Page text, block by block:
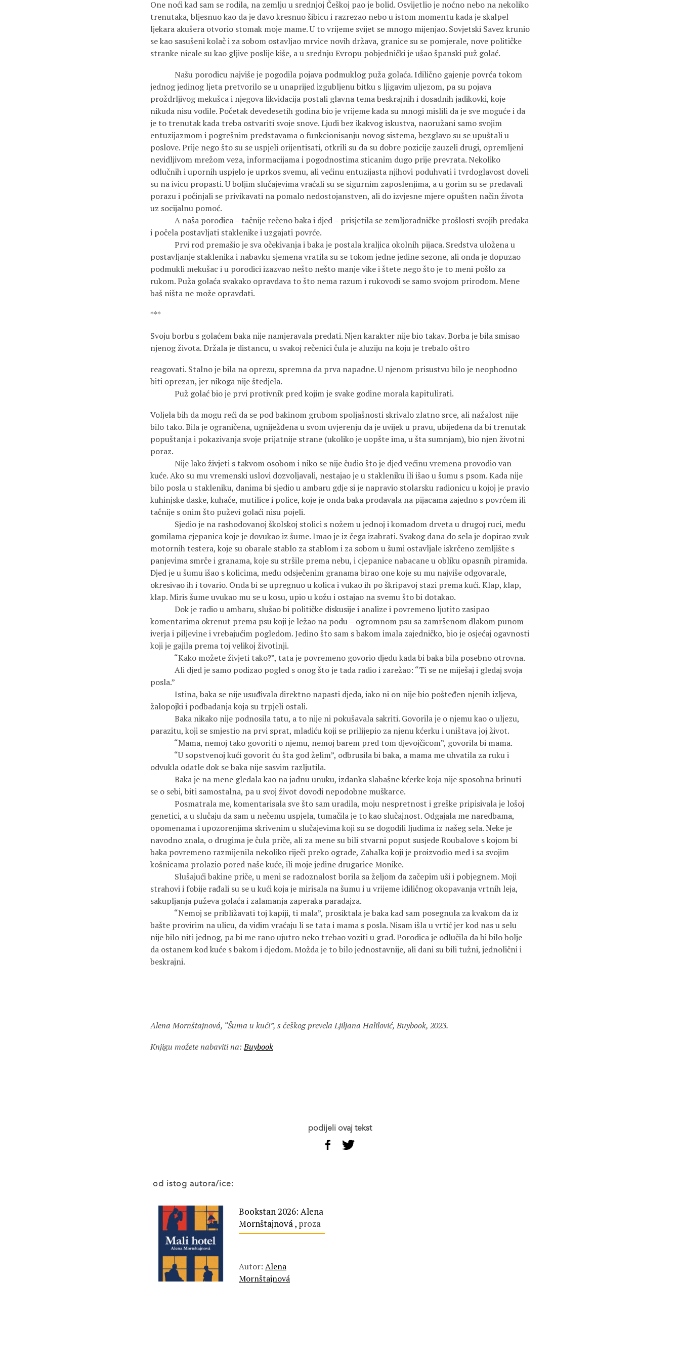
One noći kad sam se rodila, na zemlju u srednjoj Češkoj pao je bolid. Osvijetlio je noćno nebo na nekoliko
trenutaka, bljesnuo kao da je đavo kresnuo šibicu i razrezao nebo u istom momentu kada je skalpel
ljekara akušera otvorio stomak moje mame. U to vrijeme svijet se mnogo mijenjao. Sovjetski Savez krunio
se kao sasušeni kolač i za sobom ostavljao mrvice novih država, granice su se pomjerale, nove političke
stranke nicale su kao gljive poslije kiše, a u srednju Evropu pobjednički je ušao španski puž golać.
Našu porodicu najviše je pogodila pojava podmuklog puža golaća. Idilično gajenje povrća tokom
jednog jedinog ljeta pretvorilo se u unaprijed izgubljenu bitku s ljigavim uljezom, pa su pojava
proždrljivog mekušca i njegova likvidacija postali glavna tema beskrajnih i dosadnih jadikovki, koje
nikuda nisu vodile. Početak devedesetih godina bio je vrijeme kada su mnogi mislili da je sve moguće i da
je to trenutak kada treba ostvariti svoje snove. Ljudi bez ikakvog iskustva, naoružani samo svojim
entuzijazmom i pogrešnim predstavama o funkcionisanju novog sistema, bezglavo su se upuštali u
poslove. Prije nego što su se uspjeli orijentisati, otkrili su da su dobre pozicije zauzeli drugi, opremljeni
nevidljivom mrežom veza, informacijama i pogodnostima sticanim dugo prije prevrata. Nekoliko
odlučnih i upornih uspjelo je uprkos svemu, ali većinu entuzijasta njihovi poduhvati i tvrdoglavost doveli
su na ivicu propasti. U boljim slučajevima vraćali su se sigurnim zaposlenjima, a u gorim su se predavali
porazu i počinjali se privikavati na pomalo nedostojanstven, ali do izvjesne mjere opušten način života
uz socijalnu pomoć.
A naša porodica – tačnije rečeno baka i djed – prisjetila se zemljoradničke prošlosti svojih predaka
i počela postavljati staklenike i uzgajati povrće.
Prvi rod premašio je sva očekivanja i baka je postala kraljica okolnih pijaca. Sredstva uložena u
postavljanje staklenika i nabavku sjemena vratila su se tokom jedne jedine sezone, ali onda je dopuzao
podmukli mekušac i u porodici izazvao nešto nešto manje vike i štete nego što je to meni pošlo za
rukom. Puža golaća svakako opravdava to što nema razum i rukovodi se samo svojom prirodom. Mene
baš ništa ne može opravdati.
***
Svoju borbu s golaćem baka nije namjeravala predati. Njen karakter nije bio takav. Borba je bila smisao
njenog života. Držala je distancu, u svakoj rečenici čula je aluziju na koju je trebalo oštro
reagovati. Stalno je bila na oprezu, spremna da prva napadne. U njenom prisustvu bilo je neophodno
biti oprezan, jer nikoga nije štedjela.
Puž golać bio je prvi protivnik pred kojim je svake godine morala kapitulirati.
Voljela bih da mogu reći da se pod bakinom grubom spoljašnosti skrivalo zlatno srce, ali nažalost nije
bilo tako. Bila je ograničena, ugniježđena u svom uvjerenju da je uvijek u pravu, ubijeđena da bi trenutak
popuštanja i pokazivanja svoje prijatnije strane (ukoliko je uopšte ima, u šta sumnjam), bio njen životni
poraz.
Nije lako živjeti s takvom osobom i niko se nije čudio što je djed većinu vremena provodio van
kuće. Ako su mu vremenski uslovi dozvoljavali, nestajao je u stakleniku ili išao u šumu s psom. Kada nije
bilo posla u stakleniku, danima bi sjedio u ambaru gdje si je napravio stolarsku radionicu u kojoj je pravio
kuhinjske daske, kuhače, mutilice i police, koje je onda baka prodavala na pijacama zajedno s povrćem ili
tačnije s onim što puževi golaći nisu pojeli.
Sjedio je na rashodovanoj školskoj stolici s nožem u jednoj i komadom drveta u drugoj ruci, među
gomilama cjepanica koje je dovukao iz šume. Imao je iz čega izabrati. Svakog dana do sela je dopirao zvuk
motornih testera, koje su obarale stablo za stablom i za sobom u šumi ostavljale iskrčeno zemljište s
panjevima smrče i granama, koje su stršile prema nebu, i cjepanice nabacane u obliku opasnih piramida.
Djed je u šumu išao s kolicima, među odsječenim granama birao one koje su mu najviše odgovarale,
okresivao ih i tovario. Onda bi se upregnuo u kolica i vukao ih po škripavoj stazi prema kući. Klap, klap,
klap. Miris šume uvukao mu se u kosu, upio u kožu i ostajao na svemu što bi dotakao.
Dok je radio u ambaru, slušao bi političke diskusije i analize i povremeno ljutito zasipao
komentarima okrenut prema psu koji je ležao na podu – ogromnom psu sa zamršenom dlakom punom
iverja i piljevine i vrebajućim pogledom. Jedino što sam s bakom imala zajedničko, bio je osjećaj ogavnosti
koji je gajila prema toj velikoj životinji.
“Kako možete živjeti tako?”, tata je povremeno govorio djedu kada bi baka bila posebno otrovna.
Ali djed je samo podizao pogled s onog što je tada radio i zarežao: “Ti se ne miješaj i gledaj svoja
posla.”
Istina, baka se nije usuđivala direktno napasti djeda, iako ni on nije bio pošteđen njenih izljeva,
žalopojki i podbadanja koja su trpjeli ostali.
Baka nikako nije podnosila tatu, a to nije ni pokušavala sakriti. Govorila je o njemu kao o uljezu,
parazitu, koji se smjestio na prvi sprat, mladiću koji se prilijepio za njenu kćerku i uništava joj život.
“Mama, nemoj tako govoriti o njemu, nemoj barem pred tom djevojčicom”, govorila bi mama.
“U sopstvenoj kući govorit ću šta god želim”, odbrusila bi baka, a mama me uhvatila za ruku i
odvukla odatle dok se baka nije sasvim razljutila.
Baka je na mene gledala kao na jadnu unuku, izdanka slabašne kćerke koja nije sposobna brinuti
se o sebi, biti samostalna, pa u svoj život dovodi nepodobne muškarce.
Posmatrala me, komentarisala sve što sam uradila, moju nespretnost i greške pripisivala je lošoj
genetici, a u slučaju da sam u nečemu uspjela, tumačila je to kao slučajnost. Odgajala me naredbama,
opomenama i upozorenjima skrivenim u slučajevima koji su se dogodili ljudima iz našeg sela. Neke je
navodno znala, o drugima je čula priče, ali za mene su bili stvarni poput susjede Roubalove s kojom bi
baka povremeno razmijenila nekoliko riječi preko ograde, Zahalka koji je proizvodio med i sa svojim
košnicama prolazio pored naše kuće, ili moje jedine drugarice Monike.
Slušajući bakine priče, u meni se radoznalost borila sa željom da začepim uši i pobjegnem. Moji
strahovi i fobije rađali su se u kući koja je mirisala na šumu i u vrijeme idiličnog okopavanja vrtnih leja,
sakupljanja puževa golaća i zalamanja zaperaka paradajza.
“Nemoj se približavati toj kapiji, ti mala”, prosiktala je baka kad sam posegnula za kvakom da iz
bašte provirim na ulicu, da vidim vraćaju li se tata i mama s posla. Nisam išla u vrtić jer kod nas u selu
nije bilo niti jednog, pa bi me rano ujutro neko trebao voziti u grad. Porodica je odlučila da bi bilo bolje
da ostanem kod kuće s bakom i djedom. Možda je to bilo jednostavnije, ali dani su bili tužni, jednolični i
beskrajni.
Alena Mornštajnová, “Šuma u kući”, s češkog prevela Ljiljana Halilović, Buybook, 2023.
Knjigu možete nabaviti na:Buybook
podijeli ovaj tekst
od istog autora/ice:
Bookstan 2026: Alena
Mornštajnová , proza
Autor: Alena
Mornštajnová